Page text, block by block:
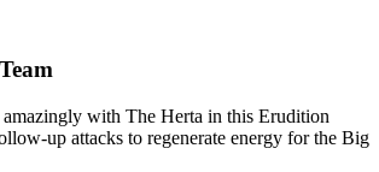
amazingly with The Herta in this Erudition
up attacks to regenerate energy for the Big